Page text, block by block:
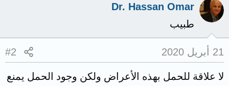
Dr. Hassan Omar
طبيب
21 أبريل 2020 #2
لا علاقة للحمل بهذه الأعراض ولكن وجود الحمل يمنع